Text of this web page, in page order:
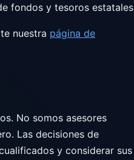
fondos y tesoros estatales
nuestra página de
No somos asesores
Las decisiones de
y considerar sus